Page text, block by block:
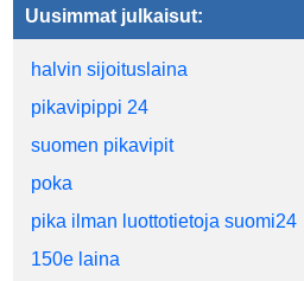
Uusimmat julkaisut:
halvin sijoituslaina
pikavipippi 24
suomen pikavipit
poka
pika ilman luottotietoja suomi24
150e laina